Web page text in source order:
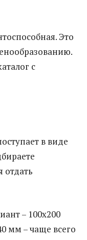
Это
с
в виде
отдать
– 100х200
мм – чаще всего